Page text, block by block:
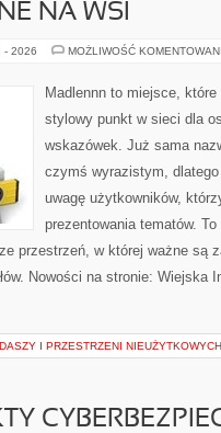
NA WSI
- 2026 MOŻLIWOŚĆ
Madlennn to miejsce,
stylowy punkt w sieci dla
wskazówek. Już sama
czymś wyrazistym,
uwagę użytkowników,
prezentowania tematów.
przestrzeń, w której ważne są
Nowości na stronie: Wiejska
I PRZESTRZENI NIEUŻYTKOWYCH